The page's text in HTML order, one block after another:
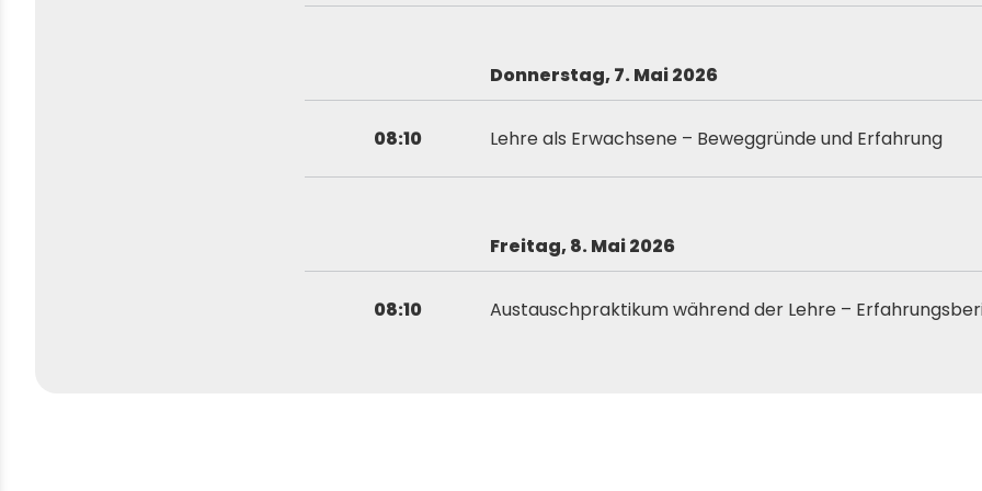
Donnerstag, 7. Mai2026
08:10 Lehre als Erwachsene – Beweggründe und Erfahrung
Freitag, 8. Mai 2026
08:10 Austauschpraktikum während der Lehre –